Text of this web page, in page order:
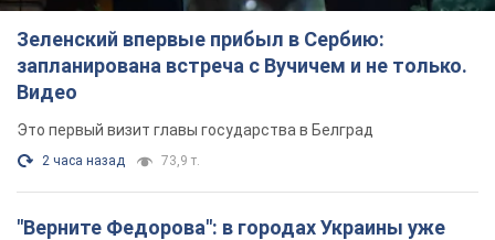
Зеленский впервые прибыл в Сербию:
запланирована встреча с Вучичем и не только.
Видео
Это первый визит главы государства в Белград
2 часа назад 73,9 т.
"Верните Федорова": в городах Украины уже